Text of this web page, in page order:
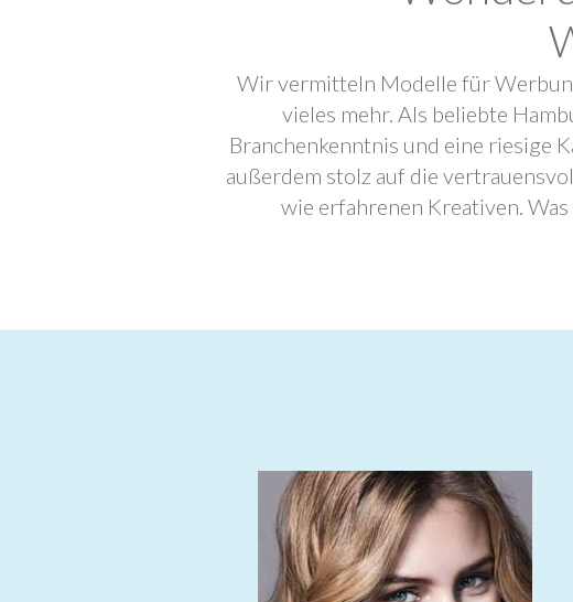
Wir vermitteln Modelle für
vieles mehr. Als beliebte
Branchenkenntnis und eine riesige
außerdem stolz auf die
wie erfahrenen Kreativen.